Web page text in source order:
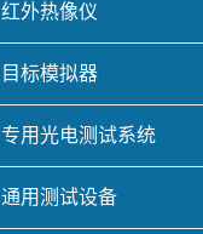
红外热像仪
目标模拟器
专用光电测试系统
通用测试设备